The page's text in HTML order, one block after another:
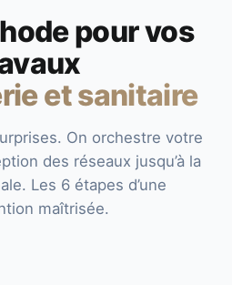
pour vos
et sanitaire
On orchestre votre
des réseaux jusqu’à la
Les 6 étapes d’une
maîtrisée.